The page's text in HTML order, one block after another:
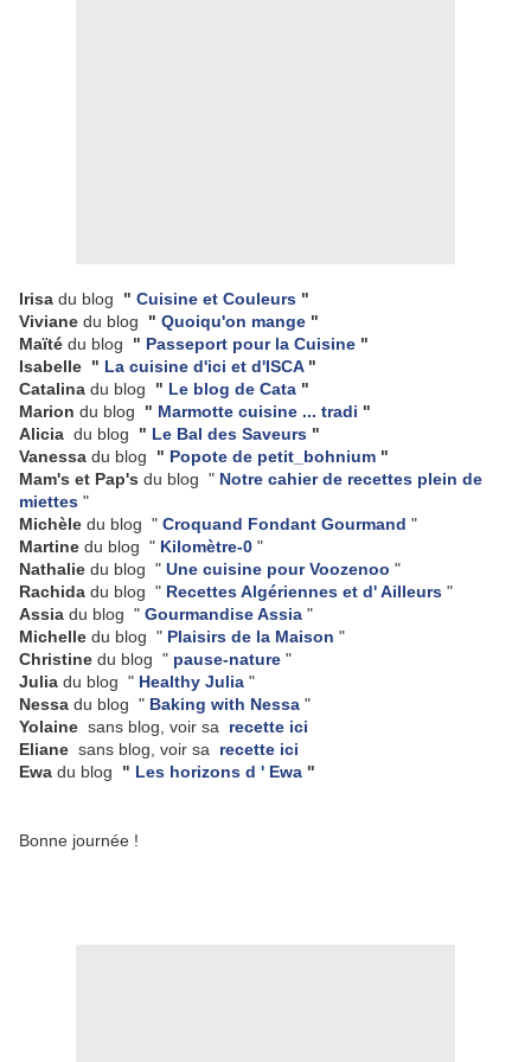
Irisa du blog " Cuisine et Couleurs "
Viviane du blog " Quoiqu'on mange "
Maïté du blog " Passeport pour la Cuisine "
Isabelle " La cuisine d'ici et d'ISCA "
Catalina du blog " Le blog de Cata "
Marion du blog " Marmotte cuisine ... tradi "
Alicia du blog " Le Bal des Saveurs "
Vanessa du blog " Popote de petit_bohnium "
Mam's et Pap's du blog " Notre cahier de recettes plein de
miettes "
Michèle du blog " Croquand Fondant Gourmand "
Martine du blog " Kilomètre-0 "
Nathalie du blog " Une cuisine pour Voozenoo "
Rachida du blog " Recettes Algériennes et d' Ailleurs "
Assia du blog " Gourmandise Assia "
Michelle du blog " Plaisirs de la Maison "
Christine du blog " pause-nature "
Julia du blog " Healthy Julia "
Nessa du blog " Baking with Nessa "
Yolaine sans blog, voir sa
recette ici
Eliane sans blog, voir sa
recette ici
Ewa du blog " Les horizons d ' Ewa "
Bonne journée !